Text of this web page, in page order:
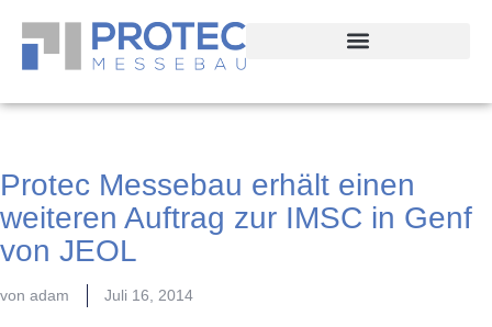
Protec Messebau erhält einen
weiteren Auftrag zur IMSC in Genf
von JEOL
von adam Juli 16, 2014